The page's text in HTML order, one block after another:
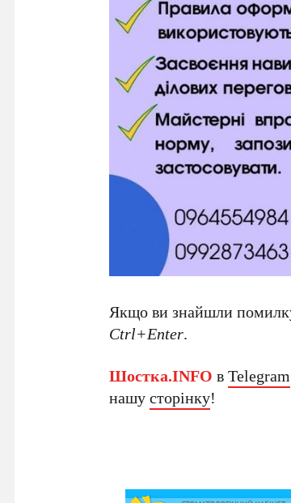
Якщо ви знайшли
Ctrl+Enter.
Шостка.INFO вTelegram
нашусторінку!